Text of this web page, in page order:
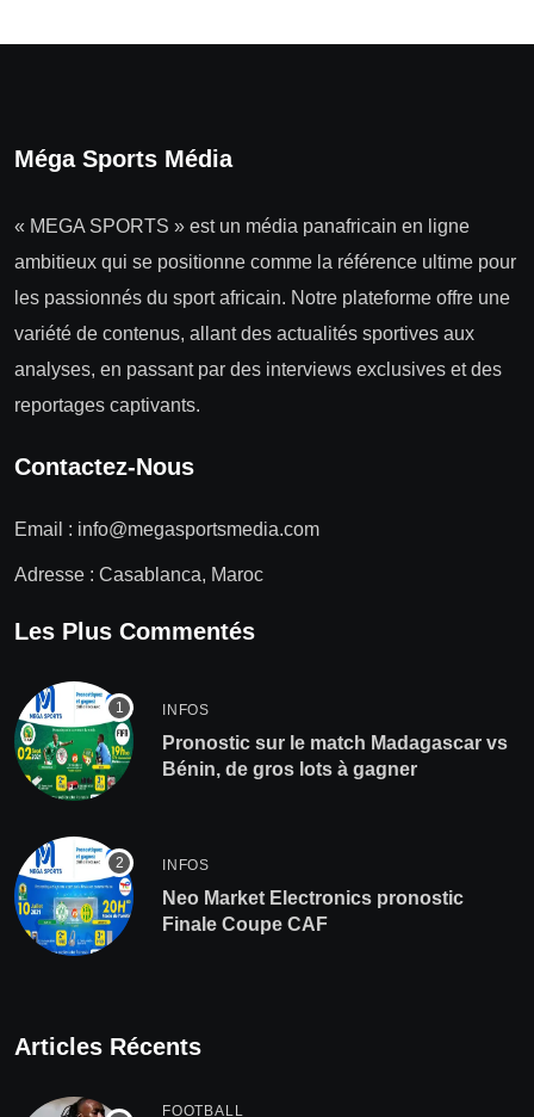
Méga Sports Média
« MEGA SPORTS » est un média panafricain en ligne
ambitieux qui se positionne comme la référence ultime pour
les passionnés du sport africain. Notre plateforme offre une
variété de contenus, allant des actualités sportives aux
analyses, en passant par des interviews exclusives et des
reportages captivants.
Contactez-Nous
Email : info@megasportsmedia.com
Adresse : Casablanca, Maroc
Les Plus Commentés
INFOS
Pronostic sur le match Madagascar vs
Bénin, de gros lots à gagner
INFOS
Neo Market Electronics pronostic
Finale Coupe CAF
Articles Récents
FOOTBALL